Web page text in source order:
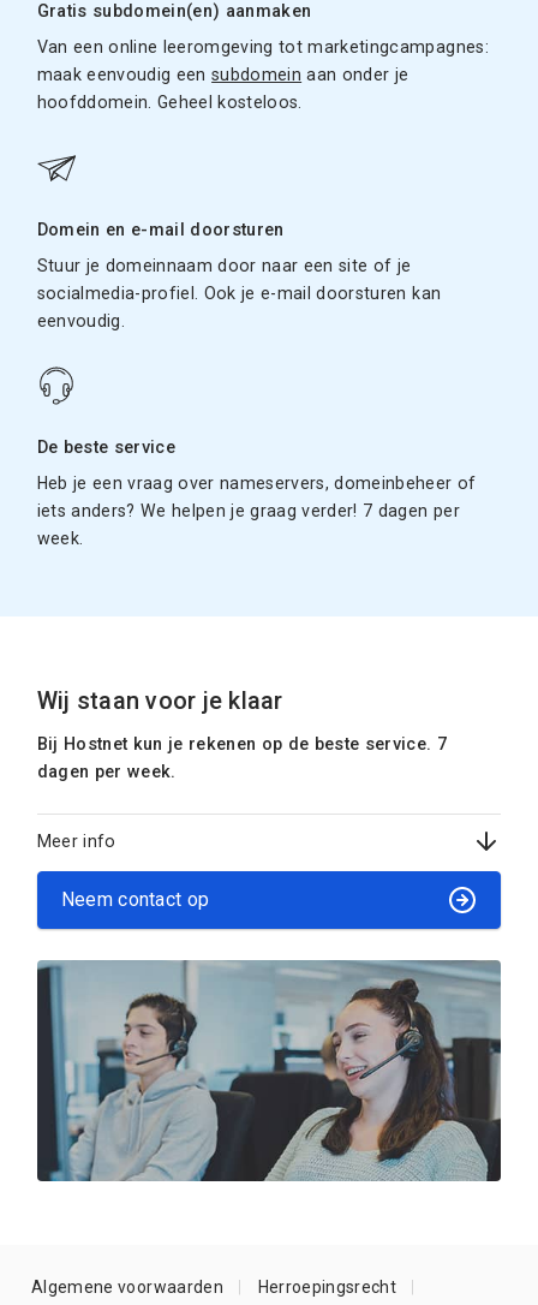
Gratis subdomein(en) aanmaken
Van een online leeromgeving tot marketingcampagnes:
maak eenvoudig eensubdomein aan onder je
hoofddomein. Geheel kosteloos.
Domein en e-mail doorsturen
Stuur je domeinnaam door naar een site of je
socialmedia-profiel. Ook je e-mail doorsturen kan
eenvoudig.
De beste service
Heb je een vraag over nameservers, domeinbeheer of
iets anders? We helpen je graag verder! 7 dagen per
week.
Wij staan voor je klaar
Bij Hostnet kun je rekenen op de beste service. 7
dagen per week.
Meer info
Neem contact op
Algemene voorwaarden Herroepingsrecht